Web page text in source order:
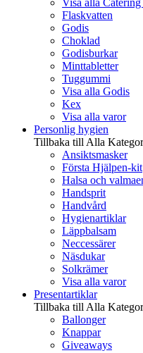
Visa alla Catering
Flaskvatten
Godis
Choklad
Godisburkar
Minttabletter
Tuggummi
Visa alla Godis
Kex
Visa alla varor
Personlig hygien
Tillbaka till Alla
Ansiktsmasker
Första Hjälpen-kit
Halsa och
Handsprit
Handvård
Hygienartiklar
Läppbalsam
Neccessärer
Näsdukar
Solkrämer
Visa alla varor
Presentartiklar
Tillbaka till Alla
Ballonger
Knappar
Giveaways